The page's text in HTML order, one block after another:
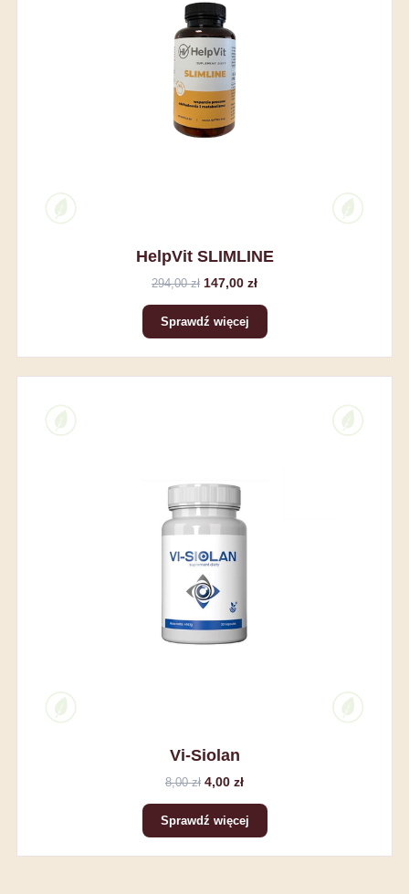
HelpVit SLIMLINE
294,00 zł 147,00 zł
Sprawdź więcej
Vi-Siolan
8,00 zł 4,00 zł
Sprawdź więcej